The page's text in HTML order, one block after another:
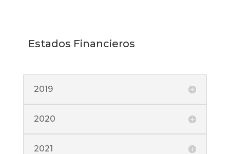
Estados Financieros
2019
2020
2021